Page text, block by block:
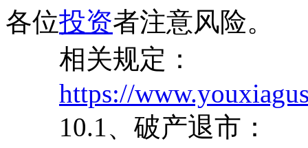
各位投资者注意风险。
相关规定：
https://
10.1、破产退市：